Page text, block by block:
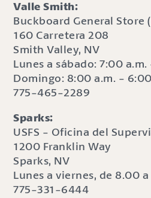
Valle Smith:
Buckboard General Store
160 Carretera 208
Smith Valley, NV
Lunes a sábado: 7:00
Domingo: 8:00 a.m. -
775-465-2289
Sparks:
USFS - Oficina del
1200 Franklin Way
Sparks, NV
Lunes a viernes, de 8.00
775-331-6444